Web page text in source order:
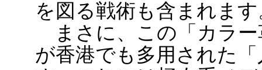
を図る戦術も含まれます
まさに、この「カラー
が香港でも多用された